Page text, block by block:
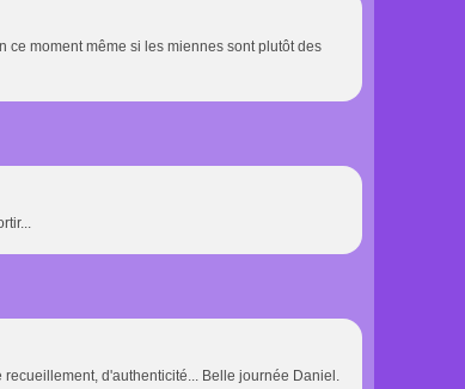
ce moment même si les miennes sont plutôt des
d'authenticité... Belle journée Daniel.